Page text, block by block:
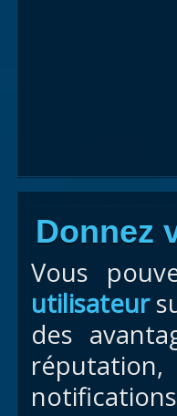
Donnez
Vous
utilisateur
des